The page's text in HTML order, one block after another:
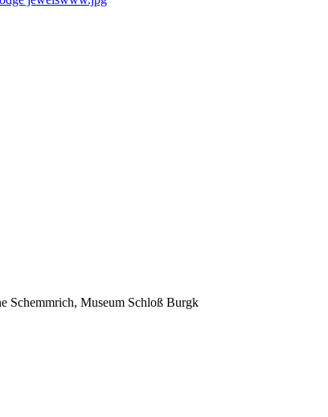
Schemmrich, Museum Schloß Burgk